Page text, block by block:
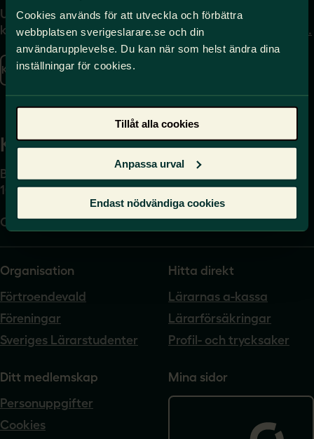
Cookies används för att utveckla och förbättra
webbplatsen sverigeslarare.se och din
användarupplevelse. Du kan när som helst ändra dina
inställningar för cookies.
Tillåt alla cookies
Anpassa urval
Endast nödvändiga cookies
Uppgifter om hur du
kontaktar oss finns här.
Kontakta oss
Journalist – du når oss
på press@sverigeslarare.
se
Kansli
Box 17061
104 62 Stockholm
Org.nr. 802540-5542
Organisation
Förtroendevald
Föreningar
Sveriges Lärarstudenter
Hitta direkt
Lärarnas a-kassa
Lärarförsäkringar
Profil- och trycksaker
Ditt medlemskap
Personuppgifter
Cookies
Mina sidor